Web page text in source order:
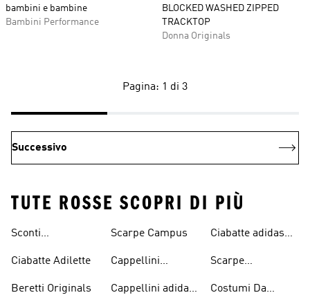
bambini e bambine
Bambini Performance
BLOCKED WASHED ZIPPED
TRACKTOP
Donna Originals
Pagina: 1 di 3
Successivo
TUTE ROSSE SCOPRI DI PIÙ
Sconti
adidas Originals
Ciabatte Adilette
Beretti Originals
Scarpe Campus
Cappellini
Cappellini adidas
Ciabatte adidas
Scarpe
Costumi Da